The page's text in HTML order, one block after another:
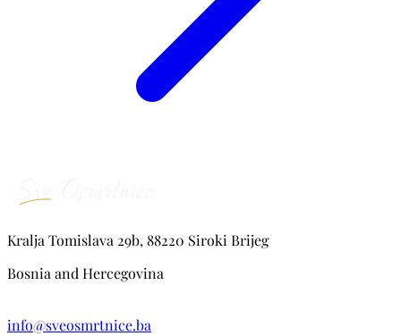
Kralja Tomislava 29b, 88220 Siroki Brijeg
Bosnia and Hercegovina
info@sveosmrtnice.ba